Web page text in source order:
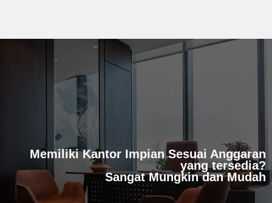
Memiliki Kantor Impian Sesuai Anggaran
yang tersedia?
Sangat Mungkin dan Mudah